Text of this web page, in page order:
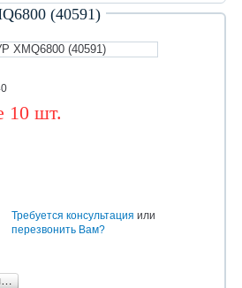
(40591)
10 шт.
Требуется консультация или
перезвонить Вам?